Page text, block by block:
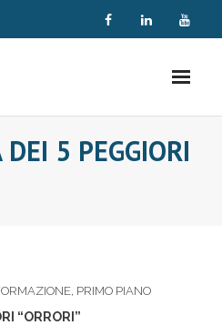
5 PEGGIORI
, PRIMO PIANO
“ORRORI”